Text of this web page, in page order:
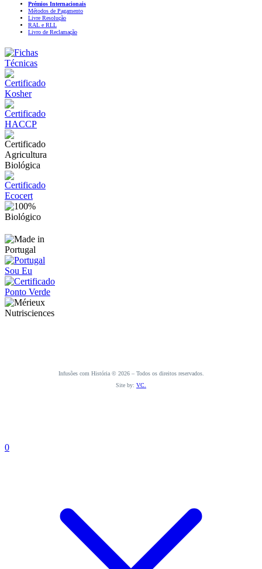
Prémios Internacionais
Métodos de Pagamento
Livre Resolução
RAL e RLL
Livro de Reclamação
Infusões com História © 2026 – Todos os direitos reservados.
Site by: VC.
0